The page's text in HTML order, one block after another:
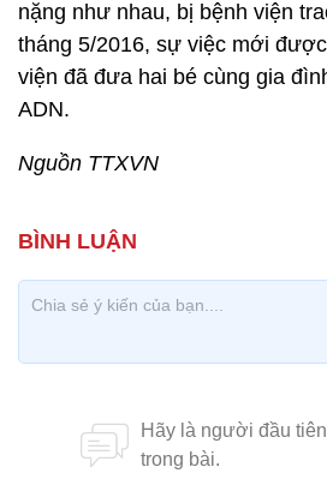
nặng như nhau, bị bệnh viện
tháng 5/2016, sự việc mới
viện đã đưa hai bé cùng gia
ADN.
Nguồn TTXVN